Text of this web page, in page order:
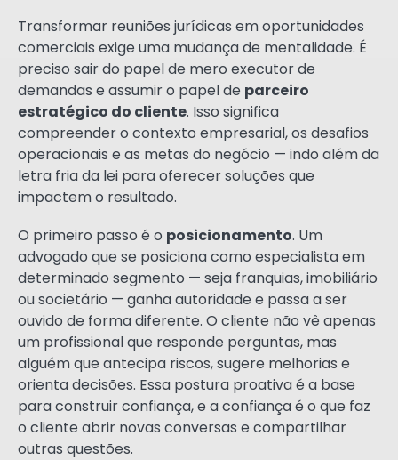
Transformar reuniões jurídicas em oportunidades
comerciais exige uma mudança de mentalidade. É
preciso sair do papel de mero executor de
demandas e assumir o papel de parceiro
estratégico do cliente. Isso significa
compreender o contexto empresarial, os desafios
operacionais e as metas do negócio — indo além da
letra fria da lei para oferecer soluções que
impactem o resultado.
O primeiro passo é o posicionamento. Um
advogado que se posiciona como especialista em
determinado segmento — seja franquias, imobiliário
ou societário — ganha autoridade e passa a ser
ouvido de forma diferente. O cliente não vê apenas
um profissional que responde perguntas, mas
alguém que antecipa riscos, sugere melhorias e
orienta decisões. Essa postura proativa é a base
para construir confiança, e a confiança é o que faz
o cliente abrir novas conversas e compartilhar
outras questões.